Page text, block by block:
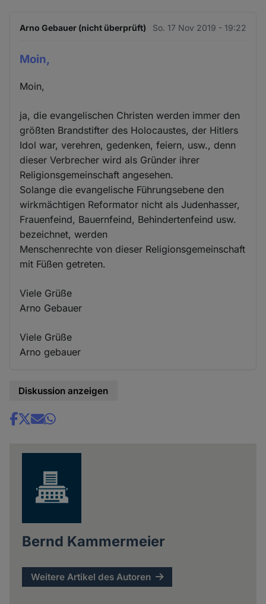
Arno Gebauer (nicht überprüft) So. 17 Nov 2019 - 19:22
Moin,
Moin,
ja, die evangelischen Christen werden immer den
größten Brandstifter des Holocaustes, der Hitlers
Idol war, verehren, gedenken, feiern, usw., denn
dieser Verbrecher wird als Gründer ihrer
Religionsgemeinschaft angesehen.
Solange die evangelische Führungsebene den
wirkmächtigen Reformator nicht als Judenhasser,
Frauenfeind, Bauernfeind, Behindertenfeind usw.
bezeichnet, werden
Menschenrechte von dieser Religionsgemeinschaft
mit Füßen getreten.
Viele Grüße
Arno Gebauer
Viele Grüße
Arno gebauer
Diskussion anzeigen
Share
Bernd Kammermeier
Weitere Artikel des Autoren